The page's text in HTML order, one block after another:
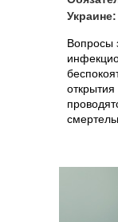
Вопросы